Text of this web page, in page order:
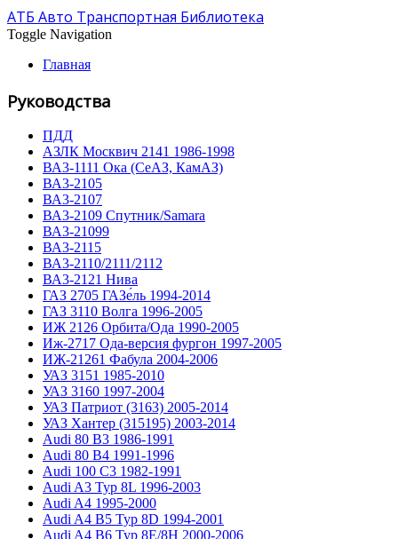
АТБ Авто Транспортная Библиотека
Toggle Navigation
Главная
Руководства
ПДД
АЗЛК Москвич 2141 1986-1998
ВА3-1111 Ока (СеАЗ, КамАЗ)
ВА3-2105
ВА3-2107
ВА3-2109 Спутник/Samara
ВА3-21099
ВА3-2115
ВА3-2110/2111/2112
ВА3-2121 Нива
ГАЗ 2705 ГАЗе́ль 1994-2014
ГАЗ 3110 Волга 1996-2005
ИЖ 2126 Орбита/Ода 1990-2005
Иж-2717 Ода-версия фургон 1997-2005
ИЖ-21261 Фабула 2004-2006
УАЗ 3151 1985-2010
УАЗ 3160 1997-2004
УАЗ Патриот (3163) 2005-2014
УАЗ Хантер (315195) 2003-2014
Audi 80 B3 1986-1991
Audi 80 B4 1991-1996
Audi 100 C3 1982-1991
Audi A3 Typ 8L 1996-2003
Audi A4 1995-2000
Audi A4 B5 Typ 8D 1994-2001
Audi A4 B6 Typ 8E/8H 2000-2006